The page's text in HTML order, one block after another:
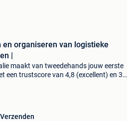
en organiseren van logistieke
|
maakt van tweedehands jouw eerste
een trustscore van 4,8 (excellent) en 30
Verzenden